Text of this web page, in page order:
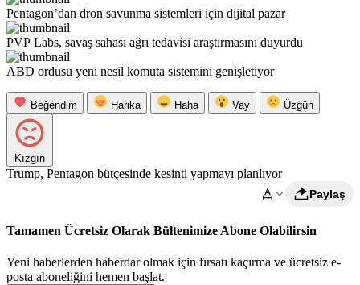
Pentagon’dan dron savunma sistemleri için dijital pazar
PVP Labs, savaş sahası ağrı tedavisi araştırmasını duyurdu
ABD ordusu yeni nesil komuta sistemini genişletiyor
Beğendim Harika Haha Vay Üzgün
Kızgın
Trump, Pentagon bütçesinde kesinti yapmayı planlıyor
Paylaş
Tamamen Ücretsiz Olarak Bültenimize Abone Olabilirsin
Yeni haberlerden haberdar olmak için fırsatı kaçırma ve ücretsiz e-
posta aboneliğini hemen başlat.